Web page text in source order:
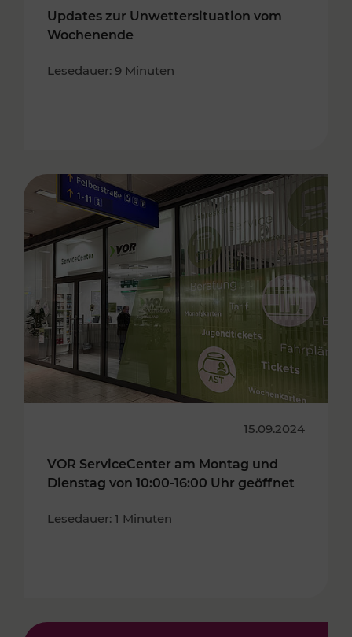
Updates zur Unwettersituation vom
Wochenende
Lesedauer: 9 Minuten
15.09.2024
VOR ServiceCenter am Montag und
Dienstag von 10:00-16:00 Uhr geöffnet
Lesedauer: 1 Minuten